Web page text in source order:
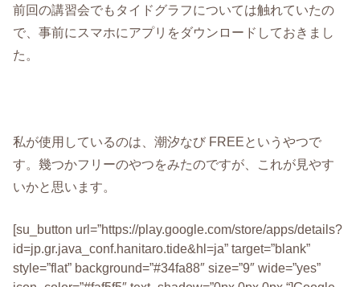
前回の講習会でもタイドグラフについては触れていたの
で、事前にスマホにアプリをダウンロードしておきまし
た。
私が使用しているのは、潮汐なび FREEというやつで
す。幾つかフリーのやつをみたのですが、これが見やす
いかと思います。
[su_button url=”https://play.google.com/store/apps/details?
id=jp.gr.java_conf.hanitaro.tide&hl=ja” target=”blank”
style=”flat” background=”#34fa88″ size=”9″ wide=”yes”